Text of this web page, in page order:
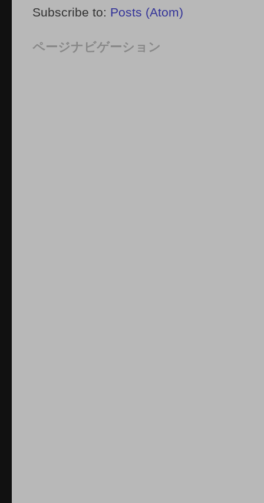
Subscribe to: Posts (Atom)
ページナビゲーション